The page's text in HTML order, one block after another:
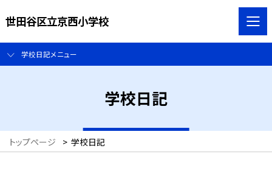
世田谷区立京西小学校
学校日記メニュー
学校日記
トップページ > 学校日記